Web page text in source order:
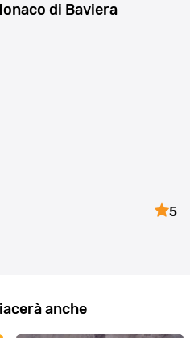
di Baviera
5
anche